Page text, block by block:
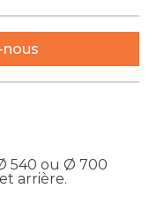
540 ou Ø 700
arrière.